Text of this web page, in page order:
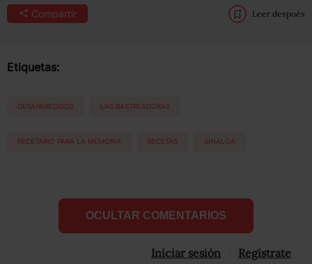
Compartir Leer después
Etiquetas:
DESAPARECIDOS LAS RASTREADORAS
RECETARIO PARA LA MEMORIA RECETAS SINALOA
OCULTAR COMENTARIOS
Iniciar sesión Registrate